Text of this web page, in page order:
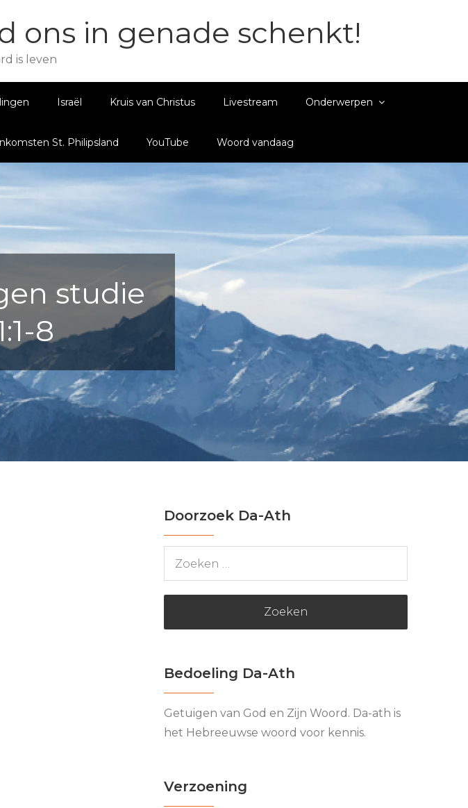
ons in genade schenkt!
is leven
Israël Kruis van Christus Livestream Onderwerpen
St. Philipsland YouTube Woord vandaag
studie
8
Doorzoek Da-Ath
Bedoeling Da-Ath
Getuigen van God en Zijn Woord. Da-ath is
het Hebreeuwse woord voor kennis.
Verzoening